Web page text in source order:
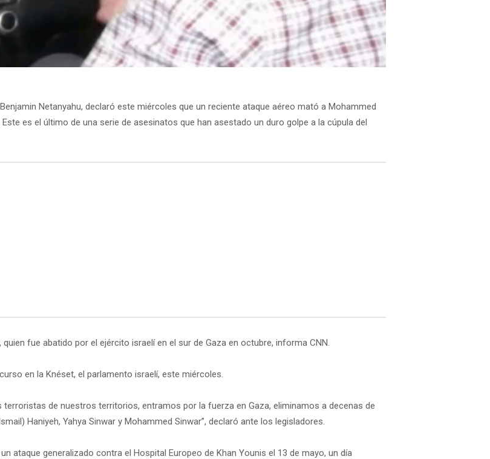
Netanyahu, declaró este miércoles que un reciente ataque aéreo mató a Mohammed
es el último de una serie de asesinatos que han asestado un duro golpe a la cúpula del
fue abatido por el ejército israelí en el sur de Gaza en octubre, informa CNN.
en la Knéset, el parlamento israelí, este miércoles.
de nuestros territorios, entramos por la fuerza en Gaza, eliminamos a decenas de
Haniyeh, Yahya Sinwar y Mohammed Sinwar”, declaró ante los legisladores.
ataque generalizado contra el Hospital Europeo de Khan Younis el 13 de mayo, un día